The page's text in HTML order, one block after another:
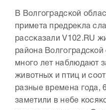
В Волгоградской
примета предрекла
рассказали V102.RU
района
много лет наблюдают
животных и птиц и
разные времена года,
заметили в небе